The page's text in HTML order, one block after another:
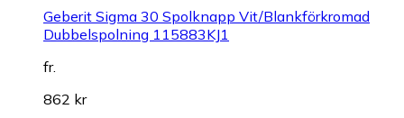
Geberit Sigma 30 Spolknapp Vit/Blankförkromad
Dubbelspolning 115883KJ1
fr.
862 kr